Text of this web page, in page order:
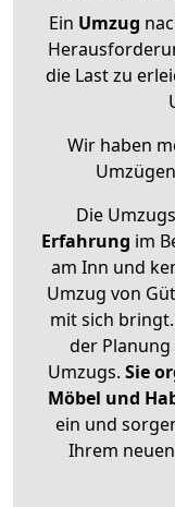
Ein Umzug
die Last zu
Wir haben
Die
Erfahrung im
am Inn und
Umzug von
mit sich
der
Umzugs. Sie
Möbel und
ein und
Ihrem